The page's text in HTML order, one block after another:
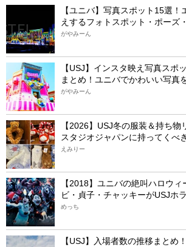
【ユニバ】写真スポット15選
えするフォトスポット・ポーズ
がやみーん
【USJ】インスタ映え写真スポ
まとめ！ユニバでかわいい写真
がやみーん
【2026】USJ冬の服装＆持ち
スタジオジャパンに持ってくべ
えみりー
【2018】ユニバの絶叫ハロウ
ビ・貞子・チャッキーがUSJホ
めっち
【USJ】入場者数の推移まとめ